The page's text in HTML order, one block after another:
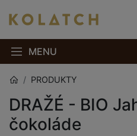
MENU
PRODUKTY
DRAŽÉ - BIO
čokoláde